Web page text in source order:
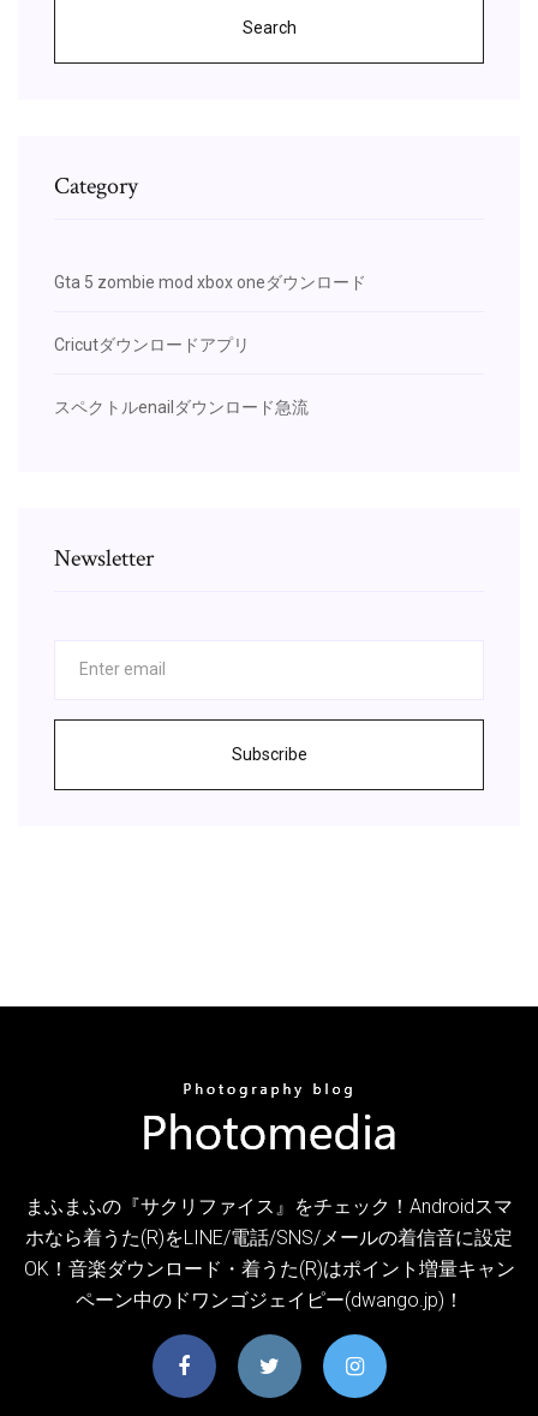
Search
Category
Gta 5 zombie mod xbox oneダウンロード
Cricutダウンロードアプリ
スペクトルenailダウンロード急流
Newsletter
Subscribe
まふまふの『サクリファイス』をチェック！Androidスマ
ホなら着うた(R)をLINE/電話/SNS/メールの着信音に設定
OK！音楽ダウンロード・着うた(R)はポイント増量キャン
ペーン中のドワンゴジェイピー(dwango.jp)！